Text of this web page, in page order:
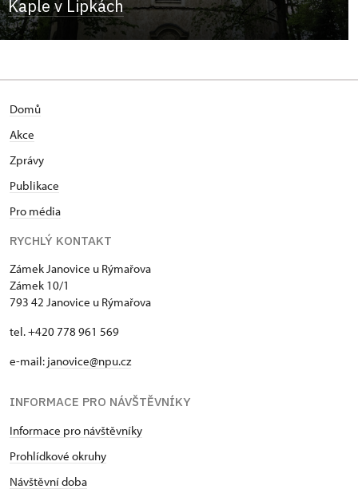
Kaple v Lipkách
Domů
Akce
Zprávy
Publikace
Pro média
RYCHLÝ KONTAKT
Zámek Janovice u Rýmařova
Zámek 10/1
793 42 Janovice u Rýmařova
tel. +420 778 961 569
e-mail: janovice@npu.cz
INFORMACE PRO NÁVŠTĚVNÍKY
Informace pro návštěvníky
Prohlídkové okruhy
Návštěvní doba